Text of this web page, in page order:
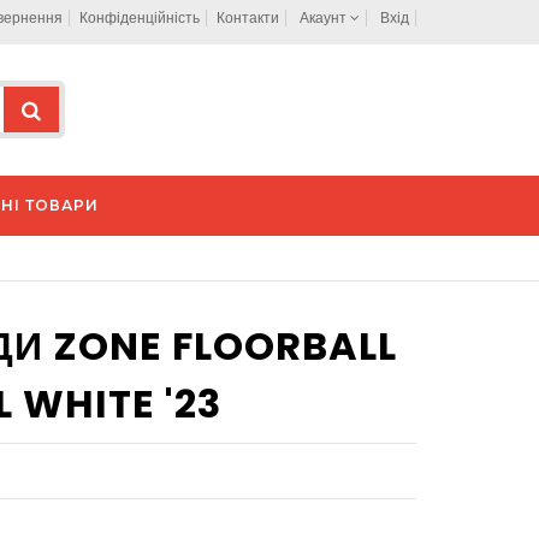
Конфіденційність Контакти Акаунт Вхід
ТОВАРИ
FLOORBALL
WHITE '23